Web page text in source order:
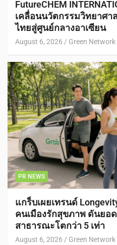
FutureCHEM
เคลื่อนนวัตกรรมวิทยาศ
ไทยสู่ศูนย์กลางอาเซียน
August 6, 2026 Green Network
PR NEWS
แกร็บเผยเทรนด์
คนเมืองรักสุขภาพ ดันยอ
สาธารณะโตกว่า 5 เท่า
August 6, 2026 Green Network